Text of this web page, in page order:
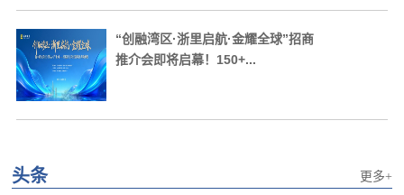
“创融湾区·浙里启航·金耀全球”招商
推介会即将启幕！150+...
头条 更多+